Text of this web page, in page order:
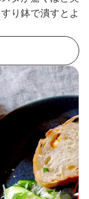
り鉢で潰すとよ